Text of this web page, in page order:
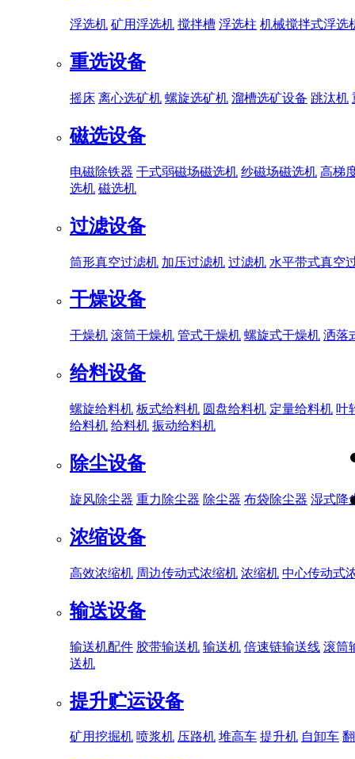
浮选机 矿用浮选机 搅拌槽 浮选柱 机械搅拌式浮选
重选设备
摇床 离心选矿机 螺旋选矿机 溜槽选矿设备 跳汰机
磁选设备
电磁除铁器 干式弱磁场磁选机 纱磁场磁选机 高梯
选机 磁选机
过滤设备
筒形真空过滤机 加压过滤机 过滤机 水平带式真空
干燥设备
干燥机 滚筒干燥机 管式干燥机 螺旋式干燥机 洒落
给料设备
螺旋给料机 板式给料机 圆盘给料机 定量给料机 叶
给料机 给料机 振动给料机
除尘设备
旋风除尘器 重力除尘器 除尘器 布袋除尘器 湿式降
浓缩设备
高效浓缩机 周边传动式浓缩机 浓缩机 中心传动式
输送设备
输送机配件 胶带输送机 输送机 倍速链输送线 滚筒
送机
提升贮运设备
矿用挖掘机 喷浆机 压路机 堆高车 提升机 自卸车